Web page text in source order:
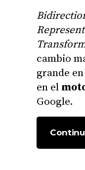
cambio
grande
en el
Google.